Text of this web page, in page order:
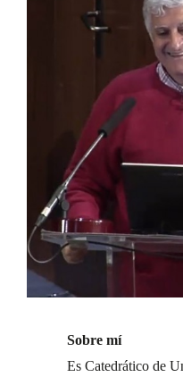
Sobre mí
Es Catedrático de